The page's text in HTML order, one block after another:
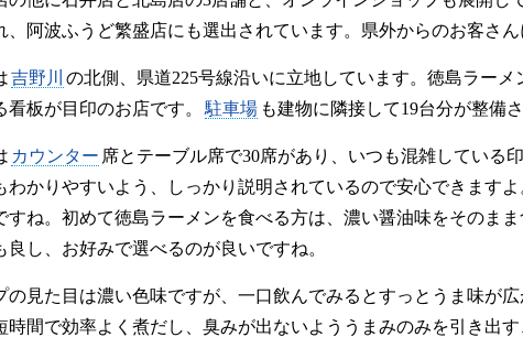
、阿波ふうど繁盛店にも選出されています。県外からのお客さ
吉野川
の北側、県道225号線沿いに立地しています。徳島ラー
看板が目印のお店です。
駐車場 も建物に隣接して19台分が整備
カウンター 席とテーブル席で30席があり、いつも混雑している
わかりやすいよう、しっかり説明されているので安心できます
すね。初めて徳島ラーメンを食べる方は、濃い醤油味をそのま
良し、お好みで選べるのが良いですね。
の見た目は濃い色味ですが、一口飲んでみるとすっとうま味が
時間で効率よく煮だし、臭みが出ないよううまみのみを引き出